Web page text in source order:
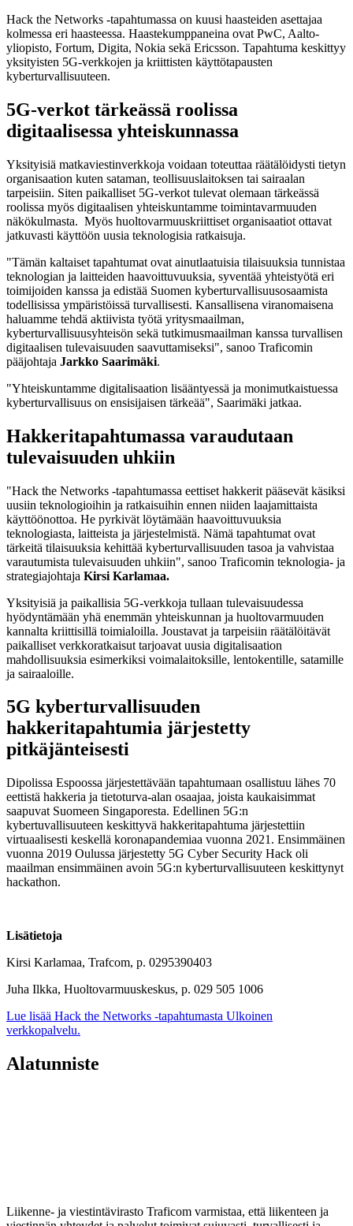
Hack the Networks -tapahtumassa on kuusi haasteiden asettajaa
kolmessa eri haasteessa. Haastekumppaneina ovat PwC, Aalto-
yliopisto, Fortum, Digita, Nokia sekä Ericsson. Tapahtuma keskittyy
yksityisten 5G-verkkojen ja kriittisten käyttötapausten
kyberturvallisuuteen.
5G-verkot tärkeässä roolissa
digitaalisessa yhteiskunnassa
Yksityisiä matkaviestinverkkoja voidaan toteuttaa räätälöidysti tietyn
organisaation kuten sataman, teollisuuslaitoksen tai sairaalan
tarpeisiin. Siten paikalliset 5G-verkot tulevat olemaan tärkeässä
roolissa myös digitaalisen yhteiskuntamme toimintavarmuuden
näkökulmasta. Myös huoltovarmuuskriittiset organisaatiot ottavat
jatkuvasti käyttöön uusia teknologisia ratkaisuja.
"Tämän kaltaiset tapahtumat ovat ainutlaatuisia tilaisuuksia tunnistaa
teknologian ja laitteiden haavoittuvuuksia, syventää yhteistyötä eri
toimijoiden kanssa ja edistää Suomen kyberturvallisuusosaamista
todellisissa ympäristöissä turvallisesti. Kansallisena viranomaisena
haluamme tehdä aktiivista työtä yritysmaailman,
kyberturvallisuusyhteisön sekä tutkimusmaailman kanssa turvallisen
digitaalisen tulevaisuuden saavuttamiseksi", sanoo Traficomin
pääjohtaja Jarkko Saarimäki.
"Yhteiskuntamme digitalisaation lisääntyessä ja monimutkaistuessa
kyberturvallisuus on ensisijaisen tärkeää", Saarimäki jatkaa.
Hakkeritapahtumassa varaudutaan
tulevaisuuden uhkiin
"Hack the Networks -tapahtumassa eettiset hakkerit pääsevät käsiksi
uusiin teknologioihin ja ratkaisuihin ennen niiden laajamittaista
käyttöönottoa. He pyrkivät löytämään haavoittuvuuksia
teknologiasta, laitteista ja järjestelmistä. Nämä tapahtumat ovat
tärkeitä tilaisuuksia kehittää kyberturvallisuuden tasoa ja vahvistaa
varautumista tulevaisuuden uhkiin", sanoo Traficomin teknologia- ja
strategiajohtaja Kirsi Karlamaa.
Yksityisiä ja paikallisia 5G-verkkoja tullaan tulevaisuudessa
hyödyntämään yhä enemmän yhteiskunnan ja huoltovarmuuden
kannalta kriittisillä toimialoilla. Joustavat ja tarpeisiin räätälöitävät
paikalliset verkkoratkaisut tarjoavat uusia digitalisaation
mahdollisuuksia esimerkiksi voimalaitoksille, lentokentille, satamille
ja sairaaloille.
5G kyberturvallisuuden
hakkeritapahtumia järjestetty
pitkäjänteisesti
Dipolissa Espoossa järjestettävään tapahtumaan osallistuu lähes 70
eettistä hakkeria ja tietoturva-alan osaajaa, joista kaukaisimmat
saapuvat Suomeen Singaporesta. Edellinen 5G:n
kybertuvallisuuteen keskittyvä hakkeritapahtuma järjestettiin
virtuaalisesti keskellä koronapandemiaa vuonna 2021. Ensimmäinen
vuonna 2019 Oulussa järjestetty 5G Cyber Security Hack oli
maailman ensimmäinen avoin 5G:n kyberturvallisuuteen keskittynyt
hackathon.
Lisätietoja
Kirsi Karlamaa, Trafcom, p. 0295390403
Juha Ilkka, Huoltovarmuuskeskus, p. 029 505 1006
Lue lisää Hack the Networks -tapahtumasta Ulkoinen
verkkopalvelu.
Alatunniste
Liikenne- ja viestintävirasto Traficom varmistaa, että liikenteen ja